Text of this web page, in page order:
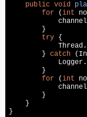
public void
for (int
        }
try {
        }
catch
        }
for (int
        }
    }
}